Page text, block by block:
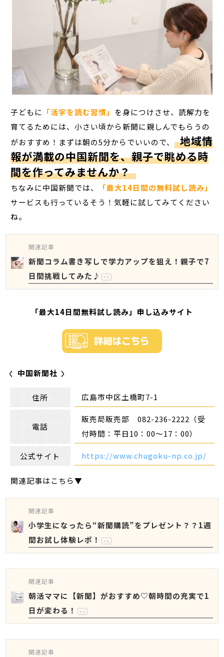
子どもに 「活字を読む習慣」 を身につけさせ、読解力を
育てるためには、小さい頃から新聞に親しんでもらうの
がおすすめ！まずは朝の5分からでいいので、 地域情
報が満載の中国新聞を、親子で眺める時
間を作ってみませんか？
ちなみに中国新聞では、
「最大14日間の無料試し読み」
サービスも行っているそう！気軽に試してみてください
ね。
関連記事
新聞コラム書き写しで学力アップを狙え！親子で7
日間挑戦してみた♪
PR
「最大14日間無料試し読み」申し込みサイト
中国新聞社
住所 広島市中区土橋町7-1
電話
販売局販売部 082-236-2222（受
付時間：平日10：00～17：00）
公式サイト https://www.chugoku-np.co.jp/
関連記事はこちら▼
関連記事
小学生になったら“新聞購読”をプレゼント？？1週
間お試し体験レポ！
PR
関連記事
朝活ママに【新聞】がおすすめ♡朝時間の充実で1
日が変わる！
PR
関連記事